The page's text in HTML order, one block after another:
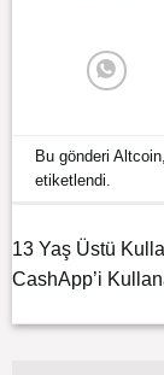
Bu gönderiAltcoin
etiketlendi.
13 Yaş Üstü
CashApp’i